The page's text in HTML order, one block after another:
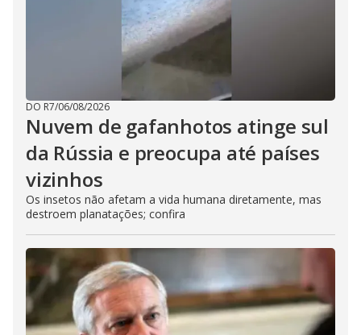
DO R7/06/08/2026
Nuvem de gafanhotos atinge sul
da Rússia e preocupa até países
vizinhos
Os insetos não afetam a vida humana diretamente, mas
destroem planatações; confira